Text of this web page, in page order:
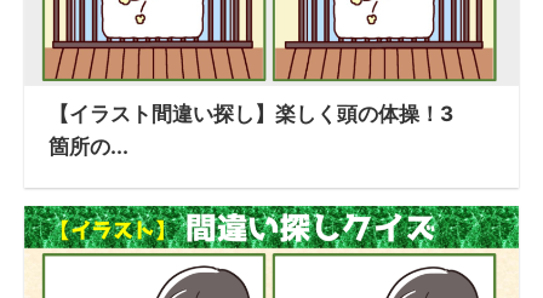
【イラスト間違い探し】楽しく頭の体操！3
箇所の...